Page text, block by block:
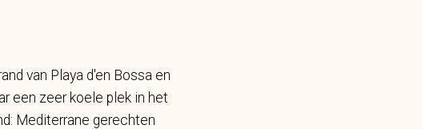
van Playa d'en Bossa en
een zeer koele plek in het
Mediterrane gerechten